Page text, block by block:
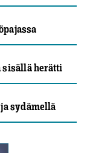
sisällä herätti
sydämellä